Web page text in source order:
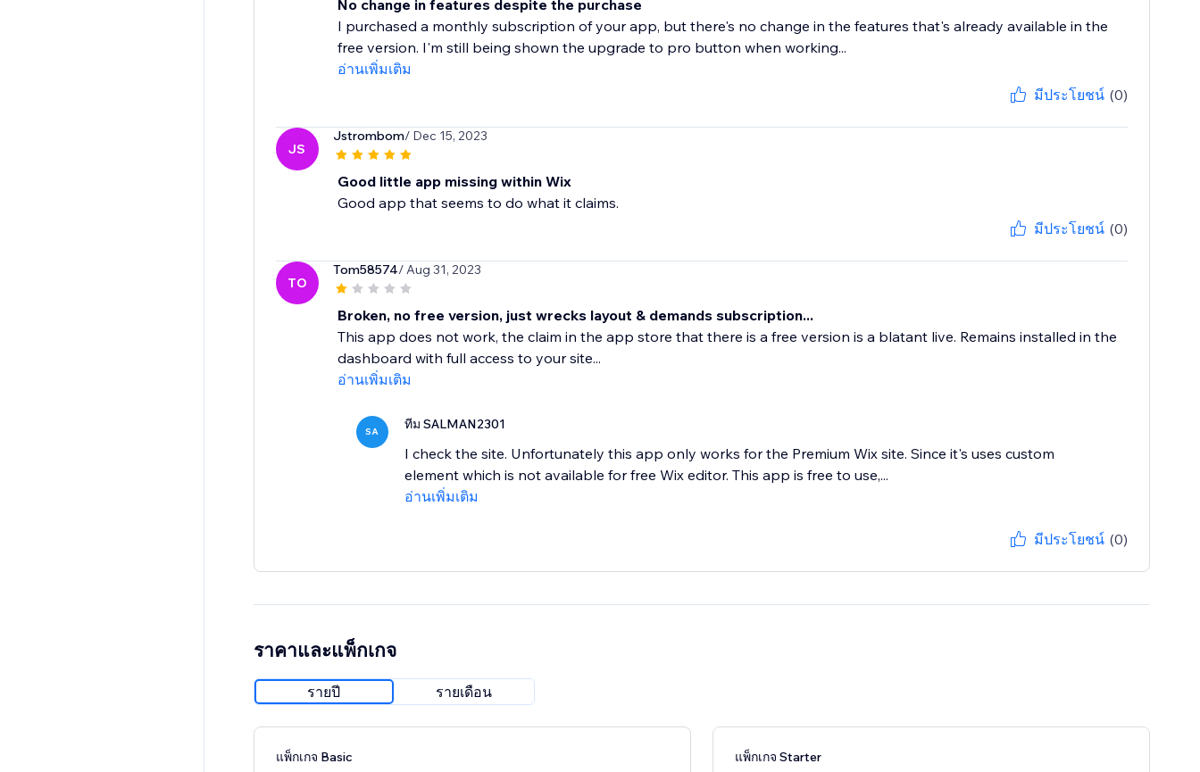
No change in features despite the purchase
I purchased a monthly subscription of your app, but there's no change in the features that's already available in the
free version. I'm still being shown the upgrade to pro button when working...
อ่านเพิ่มเติม
มีประโยชน์ (0)
JS
Jstrombom/ Dec 15, 2023
Good little app missing within Wix
Good app that seems to do what it claims.
มีประโยชน์ (0)
TO
Tom58574/ Aug 31, 2023
Broken, no free version, just wrecks layout & demands subscription...
This app does not work, the claim in the app store that there is a free version is a blatant live. Remains installed in the
dashboard with full access to your site...
อ่านเพิ่มเติม
SA ทีม SALMAN2301
I check the site. Unfortunately this app only works for the Premium Wix site. Since it's uses custom
element which is not available for free Wix editor. This app is free to use,...
อ่านเพิ่มเติม
มีประโยชน์ (0)
ราคาและแพ็กเกจ
รายปี รายเดือน
แพ็กเกจ Basic แพ็กเกจ Starter